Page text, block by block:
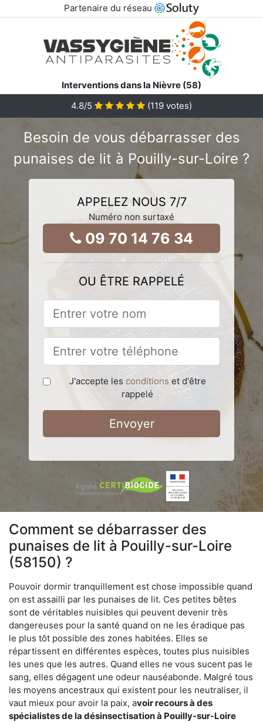
Partenaire du réseau
Interventions dans la Nièvre (58)
4.8/5 (119 votes)
Besoin de vous débarrasser des
punaises de lit à Pouilly-sur-Loire ?
APPELEZ NOUS 7/7
Numéro non surtaxé
09 70 14 76 34
OU ÊTRE RAPPELÉ
J'accepte les conditions et d'être
rappelé
Envoyer
Comment se débarrasser des
punaises de lit à Pouilly-sur-Loire
(58150) ?
Pouvoir dormir tranquillement est chose impossible quand
on est assailli par les punaises de lit. Ces petites bêtes
sont de véritables nuisibles qui peuvent devenir très
dangereuses pour la santé quand on ne les éradique pas
le plus tôt possible des zones habitées. Elles se
répartissent en différentes espèces, toutes plus nuisibles
les unes que les autres. Quand elles ne vous sucent pas le
sang, elles dégagent une odeur nauséabonde. Malgré tous
les moyens ancestraux qui existent pour les neutraliser, il
vaut mieux pour avoir la paix, avoir recours à des
spécialistes de la désinsectisation à Pouilly-sur-Loire